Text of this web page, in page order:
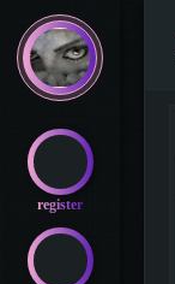
register